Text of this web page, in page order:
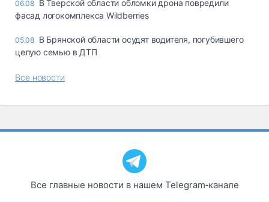
06.08 В Тверской области обломки дрона повредили
фасад логокомплекса Wildberries
05.08 В Брянской области осудят водителя, погубившего
целую семью в ДТП
Все новости
Все главные новости в нашем Telegram‑канале